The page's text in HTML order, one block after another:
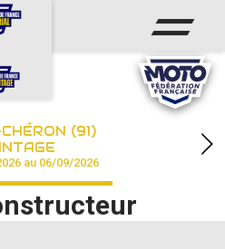
(91)
au 06/09/2026